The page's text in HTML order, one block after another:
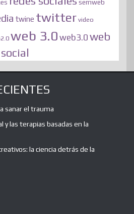
semweb
twine twitter video
web 3.0 web3.0 web
sanar el trauma
y las terapias basadas en la
la ciencia detrás de la